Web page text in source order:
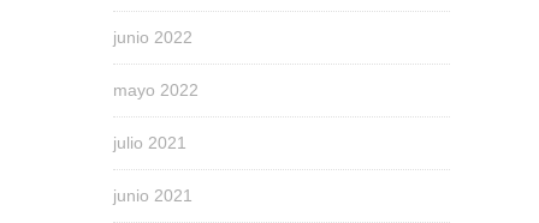
junio 2022
mayo 2022
julio 2021
junio 2021